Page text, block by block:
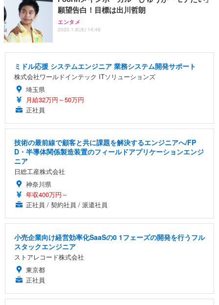
願望告白！目標は出川哲朗
エンタメ
2020.1.8(水) 14:48
ミドル応援 システムエンジニア 業務システム開発サポート
株式会社ワールドインテック ITソリューションズ
埼玉県
月給32万円～50万円
正社員
技術の最前線で顧客と共に課題を解決するエンジニアへ/FP
D・半導体関係製造装置のフィールドアプリケーションエンジ
ニア
日総工産株式会社
神奈川県
年収400万円～
正社員 / 契約社員 / 派遣社員
小売企業向け経営効率化SaaSの0 1フェーズの開発を行うフル
スタックエンジニア
ストアレコード株式会社
東京都
正社員